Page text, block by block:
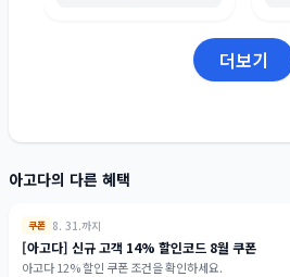
더보기
아고다의 다른 혜택
쿠폰 8. 31.까지
[아고다] 신규 고객 14% 할인코드 8월 쿠폰
아고다 12% 할인 쿠폰 조건을 확인하세요.